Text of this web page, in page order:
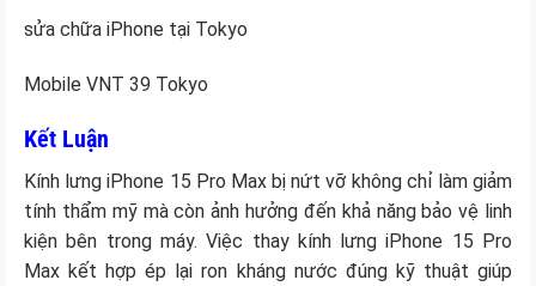
sửa chữa iPhone tại Tokyo
Mobile VNT 39 Tokyo
Kết Luận
Kính lưng iPhone 15 Pro Max bị nứt vỡ không chỉ làm giảm
tính thẩm mỹ mà còn ảnh hưởng đến khả năng bảo vệ linh
kiện bên trong máy. Việc thay kính lưng iPhone 15 Pro
Max kết hợp ép lại ron kháng nước đúng kỹ thuật giúp